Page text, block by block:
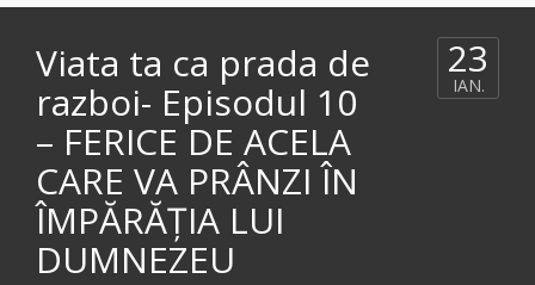
Viata ta ca prada de
razboi- Episodul 10
– FERICE DE ACELA
CARE VA PRÂNZI ÎN
ÎMPĂRĂȚIA LUI
DUMNEZEU
23
IAN.